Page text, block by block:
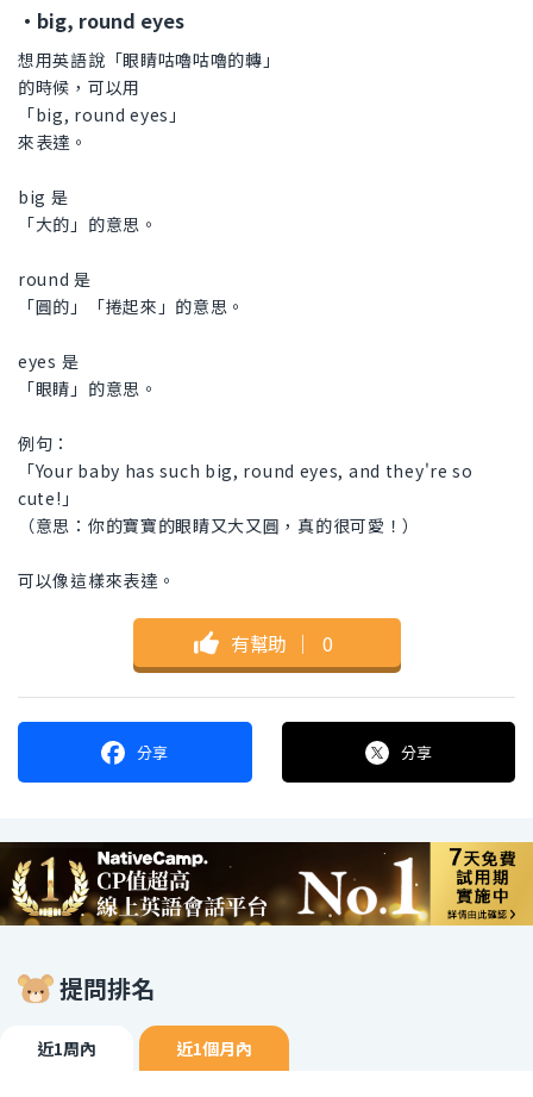
・big, round eyes
想用英語說「眼睛咕嚕咕嚕的轉」
的時候，可以用
「big, round eyes」
來表達。
big 是
「大的」的意思。
round 是
「圓的」「捲起來」的意思。
eyes 是
「眼睛」的意思。
例句：
「Your baby has such big, round eyes, and they're so
cute!」
（意思：你的寶寶的眼睛又大又圓，真的很可愛！）
可以像這樣來表達。
有幫助 ｜ 0
分享 分享
提問排名
近1周內 近1個月內